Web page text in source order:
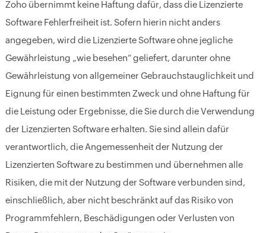
Zoho übernimmt keine Haftung dafür, dass die Lizenzierte
Software Fehlerfreiheit ist. Sofern hierin nicht anders
angegeben, wird die Lizenzierte Software ohne jegliche
Gewährleistung „wie besehen“ geliefert, darunter ohne
Gewährleistung von allgemeiner Gebrauchstauglichkeit und
Eignung für einen bestimmten Zweck und ohne Haftung für
die Leistung oder Ergebnisse, die Sie durch die Verwendung
der Lizenzierten Software erhalten. Sie sind allein dafür
verantwortlich, die Angemessenheit der Nutzung der
Lizenzierten Software zu bestimmen und übernehmen alle
Risiken, die mit der Nutzung der Software verbunden sind,
einschließlich, aber nicht beschränkt auf das Risiko von
Programmfehlern, Beschädigungen oder Verlusten von